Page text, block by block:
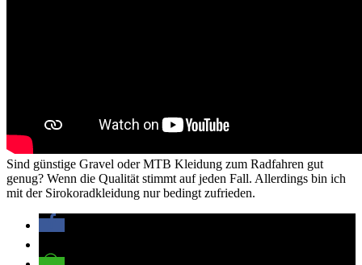
Sind günstige Gravel oder MTB Kleidung zum Radfahren gut
genug? Wenn die Qualität stimmt auf jeden Fall. Allerdings bin ich
mit der Sirokoradkleidung nur bedingt zufrieden.